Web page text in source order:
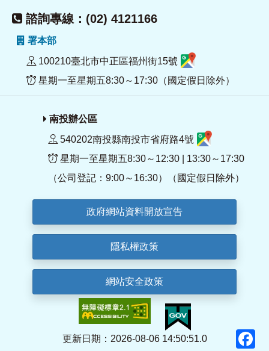
諮詢專線：(02) 4121166
署本部
100210臺北市中正區福州街15號
星期一至星期五8:30～17:30（國定假日除外）
南投辦公區
540202南投縣南投市省府路4號
星期一至星期五8:30～12:30 | 13:30～17:30
（公司登記：9:00～16:30）（國定假日除外）
政府網站資料開放宣告
隱私權政策
網站安全政策
更新日期：2026-08-06 14:50:51.0